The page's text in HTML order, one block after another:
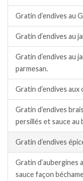
Gratin d’endives au
Gratin d’endives au
Gratin d’endives au
parmesan.
Gratin d’endives aux
Gratin d’endives
persillés et sauce au
Gratin d’endives
Gratin d’aubergines
sauce façon